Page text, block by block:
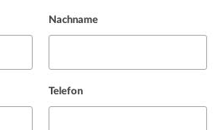
Nachname
Telefon